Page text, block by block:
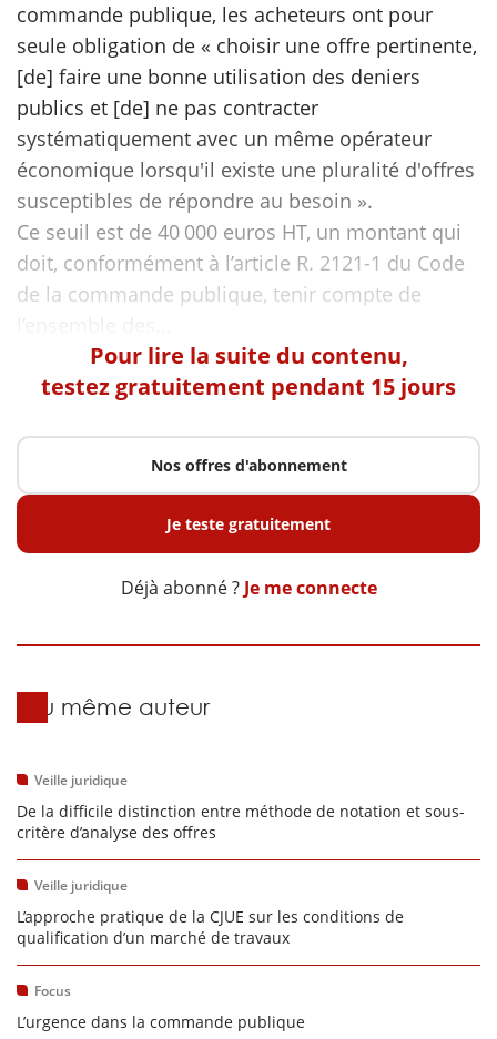
commande publique, les acheteurs ont pour
seule obligation de « choisir une offre pertinente,
[de] faire une bonne utilisation des deniers
publics et [de] ne pas contracter
systématiquement avec un même opérateur
économique lorsqu'il existe une pluralité d'offres
susceptibles de répondre au besoin ».
Ce seuil est de 40 000 euros HT, un montant qui
doit, conformément à l’article R. 2121-1 du Code
de la commande publique, tenir compte de
Pour lire la suite du contenu,
testez gratuitement pendant 15 jours
Nos offres d'abonnement
Je teste gratuitement
Déjà abonné ? Je me connecte
Du même auteur
Veille juridique
De la difficile distinction entre méthode de notation et sous-
critère d’analyse des offres
Veille juridique
L’approche pratique de la CJUE sur les conditions de
qualification d’un marché de travaux
Focus
L’urgence dans la commande publique